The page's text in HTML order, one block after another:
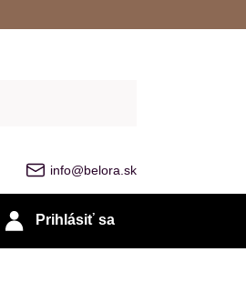
info@belora.sk
Prihlásiť sa